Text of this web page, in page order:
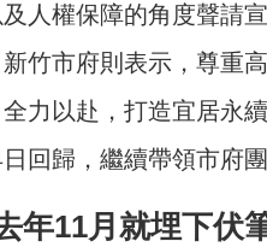
人權保障的角度聲請
新竹市府則表示，尊重
力以赴，打造宜居永
回歸，繼續帶領市府團
年11月就埋下伏